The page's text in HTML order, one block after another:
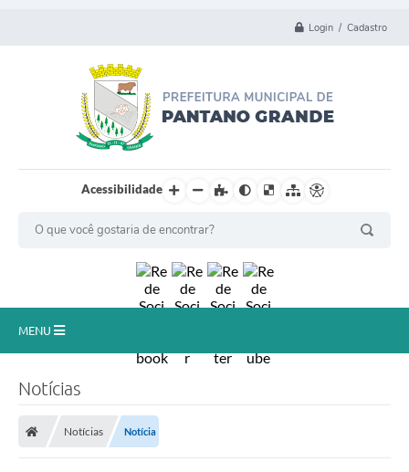
Login / Cadastro
Acessibilidade
MENU
Notícias
Notícias Notícia